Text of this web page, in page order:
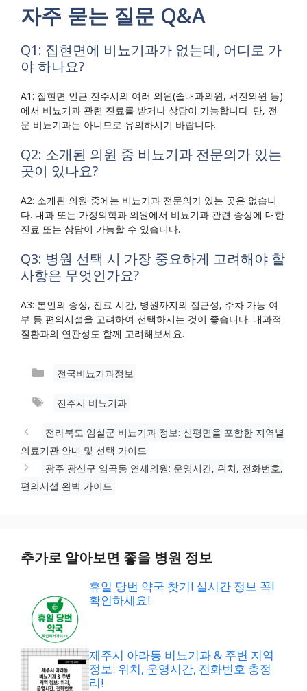
자주 묻는 질문 Q&A
Q1: 집현면에 비뇨기과가 없는데, 어디로 가
야 하나요?
A1: 집현면 인근 진주시의 여러 의원(솔내과의원, 서진의원 등)
에서 비뇨기과 관련 진료를 받거나 상담이 가능합니다. 단, 전
문 비뇨기과는 아니므로 유의하시기 바랍니다.
Q2: 소개된 의원 중 비뇨기과 전문의가 있는
곳이 있나요?
A2: 소개된 의원 중에는 비뇨기과 전문의가 있는 곳은 없습니
다. 내과 또는 가정의학과 의원에서 비뇨기과 관련 증상에 대한
진료 또는 상담이 가능할 수 있습니다.
Q3: 병원 선택 시 가장 중요하게 고려해야 할
사항은 무엇인가요?
A3: 본인의 증상, 진료 시간, 병원까지의 접근성, 주차 가능 여
부 등 편의시설을 고려하여 선택하시는 것이 좋습니다. 내과적
질환과의 연관성도 함께 고려해보세요.
카
고
전국비뇨기과정보
태
진주시 비뇨기과
전라북도 임실군 비뇨기과 정보: 신평면을 포함한 지역별
의료기관 안내 및 선택 가이드
광주 광산구 임곡동 연세의원: 운영시간, 위치, 전화번호,
편의시설 완벽 가이드
추가로 알아보면 좋을 병원 정보
휴일 당번 약국 찾기! 실시간 정보 꼭!
확인하세요!
제주시 아라동 비뇨기과 & 주변 지역
정보: 위치, 운영시간, 전화번호 총정
리!